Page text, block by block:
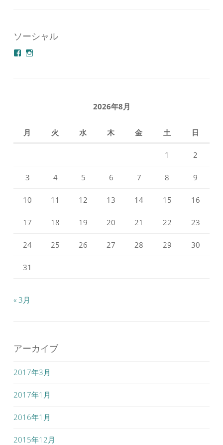
ソーシャル
azuminonoie
を
derakoubou
2026年8月
月 火 水 木 金 土 日
1 2
3 4 5 6 7 8 9
10 11 12 13 14 15 16
17 18 19 20 21 22 23
24 25 26 27 28 29 30
31
« 3月
アーカイブ
2017年3月
2017年1月
2016年1月
2015年12月